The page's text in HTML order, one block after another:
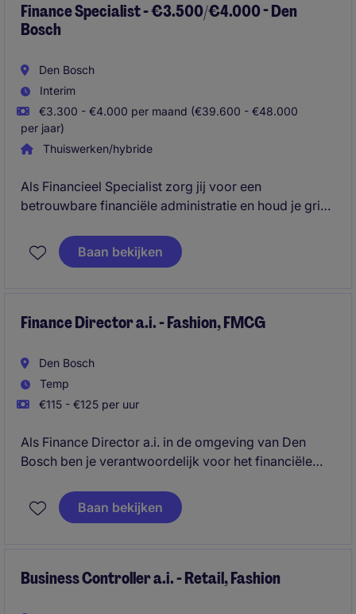
Finance Specialist - €3.500/€4.000 - Den
Bosch
Den Bosch
Interim
€3.300 - €4.000 per maand (€39.600 - €48.000
per jaar)
Thuiswerken/hybride
Als Financieel Specialist zorg jij voor een
betrouwbare financiële administratie en houd je grip
snelgroeiende HealthTech-organisatie. Klaar om
jouw financiële expertise in te zetten in een
Baan bekijken
Finance Director a.i. - Fashion, FMCG
Den Bosch
Temp
€115 - €125 per uur
Als Finance Director a.i. in de omgeving van Den
Bosch ben je verantwoordelijk voor het financiële
organisatie. Je speelt een cruciale rol in het
waarborgen van een gezonde financiële basis en het
Baan bekijken
Business Controller a.i. - Retail, Fashion